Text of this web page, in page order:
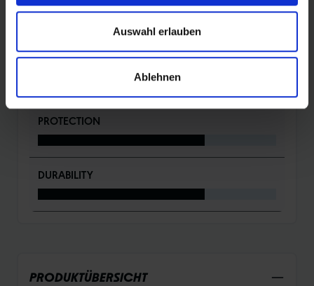
Auswahl erlauben
Ablehnen
BEWERTUNGEN
PROTECTION
DURABILITY
PRODUKTÜBERSICHT